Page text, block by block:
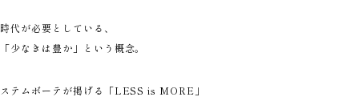
時代が必要としている、
「少なきは豊か」という概念。
ステムボーテが掲げる「LESS is MORE」